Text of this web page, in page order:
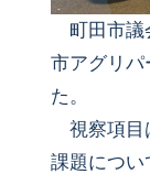
町田市議
市アグリパ
た。
視察項目
課題につい